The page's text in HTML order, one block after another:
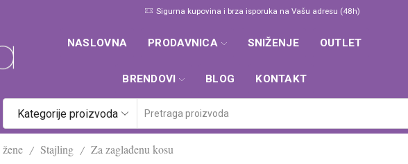
adresu (48h) Za dodatne informacije pozovite +381 62 355 495 Kontakt
NASLOVNA PRODAVNICA SNIŽENJE OUTLET
BRENDOVI BLOG KONTAKT
Kategorije proizvoda
/ Stajling / Za zaglađenu kosu